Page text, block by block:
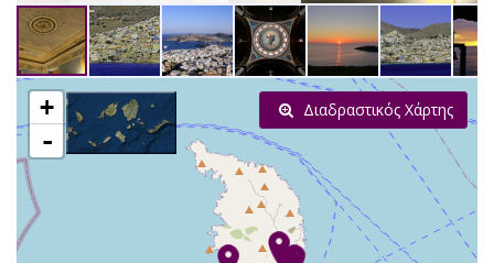
+
-
Διαδραστικός Χάρτης